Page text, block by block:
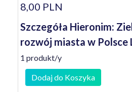
8,00 PLN
Szczegóła Hieronim:
rozwój miasta w Polsce
1 produkt/y
Dodaj do Koszyka